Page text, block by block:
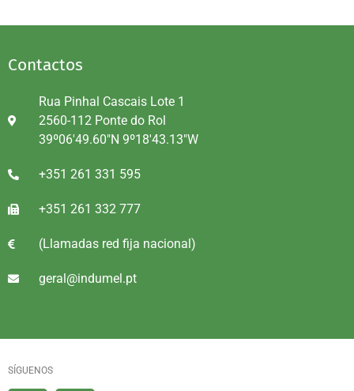
Contactos
Rua Pinhal Cascais Lote 1
2560-112 Ponte do Rol
39º06'49.60"N 9º18'43.13"W
+351 261 331 595
+351 261 332 777
(Llamadas red fija nacional)
geral@indumel.pt
SÍGUENOS